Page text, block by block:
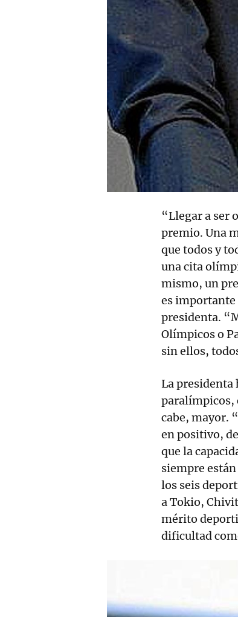
“Llegar a ser
premio. Una
que todos y
una cita
mismo, un
es importante
presidenta.
Olímpicos o
sin ellos,
La presidenta
paralímpicos,
cabe, mayor.
en positivo,
que la
siempre
los seis
a Tokio,
mérito
dificultad